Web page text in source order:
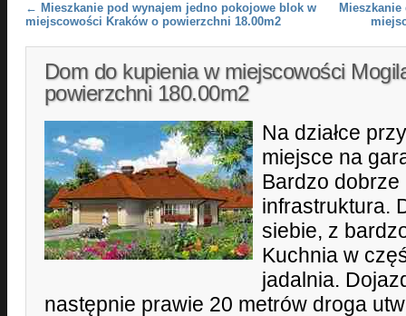
Post navigation
← Mieszkanie pod wynajem jedno pokojowe blok w
miejscowości Kraków o powierzchni 18.00m2
Dom do kupienia w miejscowości
powierzchni 180.00m2
Na działce
miejsce na
Bardzo dobrze
infrastruktura.
siebie, z
Kuchnia w
jadalnia.
następnie prawie 20 metrów droga